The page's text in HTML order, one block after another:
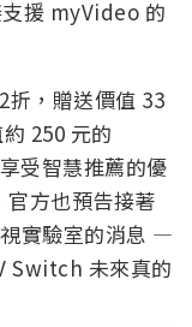
援 myVideo 的
折，贈送價值 33
250 元的
受智慧推薦的優
方也預告接著
實驗室的消息 —
Switch 未來真的